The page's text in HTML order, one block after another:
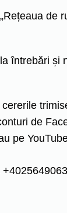
de
întrebări și
de
pe